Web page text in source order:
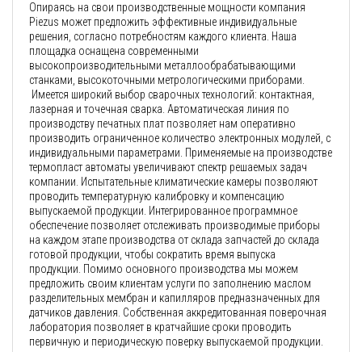
Опираясь на свои производственные мощности компания
Piezus может предложить эффективные индивидуальные
решения, согласно потребностям каждого клиента. Наша
площадка оснащена современными
высокопроизводительными металлообрабатывающими
станками, высокоточными метрологическими приборами.
Имеется широкий выбор сварочных технологий: контактная,
лазерная и точечная сварка. Автоматическая линия по
производству печатных плат позволяет нам оперативно
производить ограниченное количество электронных модулей, с
индивидуальными параметрами. Применяемые на производстве
термопласт автоматы увеличивают спектр решаемых задач
компании. Испытательные климатические камеры позволяют
проводить температурную калибровку и компенсацию
выпускаемой продукции. Интегрированное программное
обеспечение позволяет отслеживать производимые приборы
на каждом этапе производства от склада запчастей до склада
готовой продукции, чтобы сократить время выпуска
продукции. Помимо основного производства мы можем
предложить своим клиентам услуги по заполнению маслом
разделительных мембран и капилляров предназначенных для
датчиков давления. Собственная аккредитованная поверочная
лаборатория позволяет в кратчайшие сроки проводить
первичную и периодическую поверку выпускаемой продукции.